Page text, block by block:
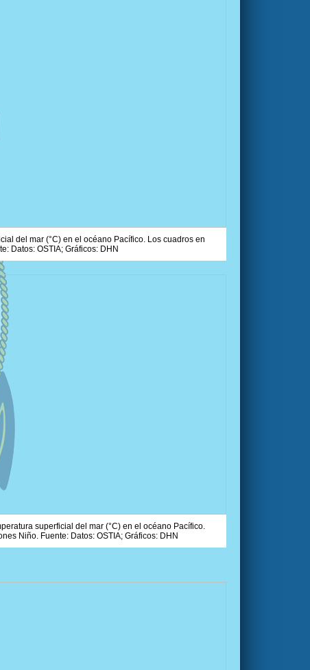
del mar (°C) en el océano Pacífico. Los cuadros en
Datos: OSTIA; Gráficos: DHN
superficial del mar (°C) en el océano Pacífico.
Niño. Fuente: Datos: OSTIA; Gráficos: DHN